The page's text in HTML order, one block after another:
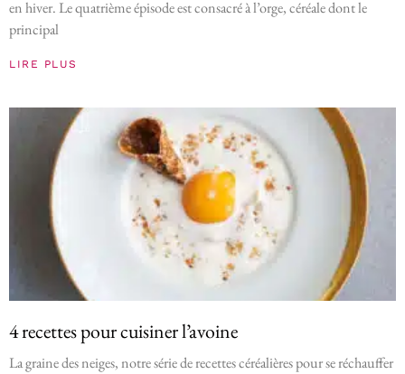
en hiver. Le quatrième épisode est consacré à l’orge, céréale dont le
principal
LIRE PLUS
4 recettes pour cuisiner l’avoine
La graine des neiges, notre série de recettes céréalières pour se réchauffer